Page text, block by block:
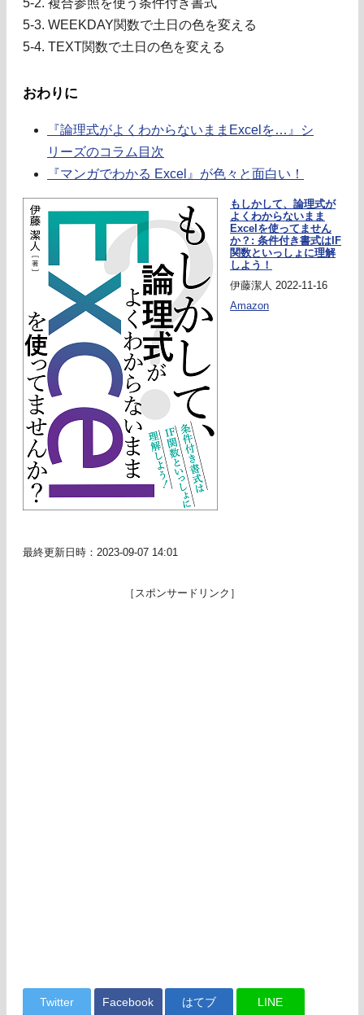
5-3. WEEKDAY関数で土日の色を変える
5-4. TEXT関数で土日の色を変える
おわりに
『論理式がよくわからないままExcelを…』シ
リーズのコラム目次
『マンガでわかる Excel』が色々と面白い！
もしかして、論理式が
よくわからないまま
Excelを使ってません
か？: 条件付き書式はIF
関数といっしょに理解
しよう！
伊藤潔人 2022-11-16
Amazon
最終更新日時：2023-09-07 14:01
［スポンサードリンク］
Twitter Facebook はてブ LINE